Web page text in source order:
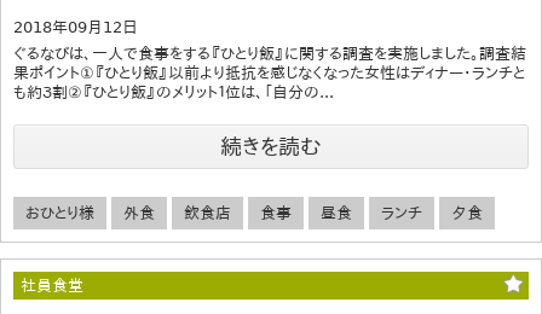
2018年09月12日
ぐるなびは、一人で食事をする『ひとり飯』に関する調査を実施しました。調査結
果ポイント①『ひとり飯』以前より抵抗を感じなくなった女性はディナー・ランチと
も約３割②『ひとり飯』のメリット１位は、「自分の...
続きを読む
おひとり様 外食 飲食店 食事 昼食 ランチ 夕食
社員食堂